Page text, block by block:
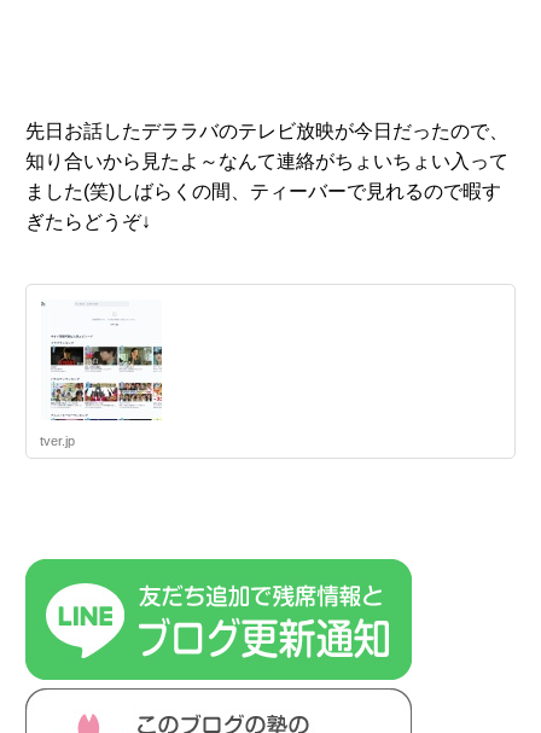
先日お話したデララバのテレビ放映が今日だったので、
知り合いから見たよ～なんて連絡がちょいちょい入って
ました(笑)しばらくの間、ティーバーで見れるので暇す
ぎたらどうぞ↓
tver.jp